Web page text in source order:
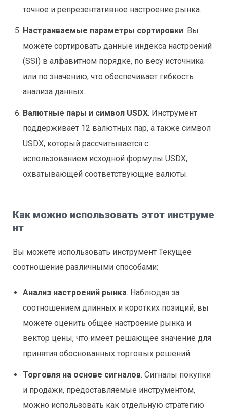
точное и репрезентативное настроение рынка.
Настраиваемые параметры сортировки. Вы
можете сортировать данные индекса настроений
(SSI) в алфавитном порядке, по весу источника
или по значению, что обеспечивает гибкость
анализа данных.
Валютные пары и символ USDX. Инструмент
поддерживает 12 валютных пар, а также символ
USDX, который рассчитывается с
использованием исходной формулы USDX,
охватывающей соответствующие валюты.
Как можно использовать этот инструме
нт
Вы можете использовать инструмент Текущее
соотношение различными способами:
Анализ настроений рынка. Наблюдая за
соотношением длинных и коротких позиций, вы
можете оценить общее настроение рынка и
вектор цены, что имеет решающее значение для
принятия обоснованных торговых решений.
Торговля на основе сигналов. Сигналы покупки
и продажи, предоставляемые инструментом,
можно использовать как отдельную стратегию